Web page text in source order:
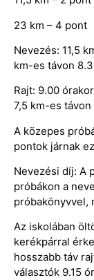
23 km – 4 pont
Nevezés: 11,5
km-es távon
Rajt: 9.00
7,5 km-es távon
A közepes
pontok járnak
Nevezési díj: A
próbákon a
próbakönyvvel,
Az iskolában
kerékpárral
hosszabb táv
választók 9.15